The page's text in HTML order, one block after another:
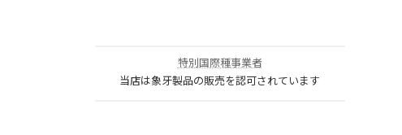
特別国際種事業者
当店は象牙製品の販売を認可されています